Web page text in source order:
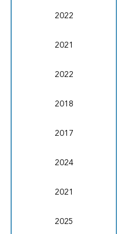
2022
2021
2022
2018
2017
2024
2021
2025